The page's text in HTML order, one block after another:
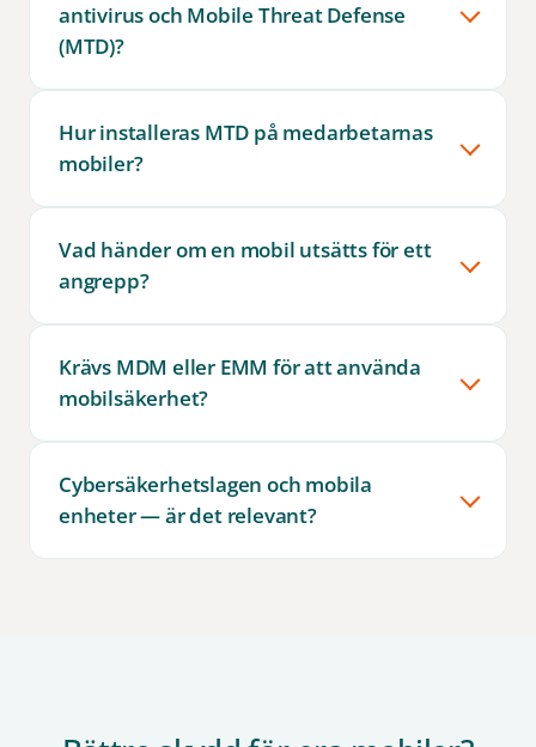
antivirus och Mobile Threat Defense
(MTD)?
Hur installeras MTD på medarbetarnas
mobiler?
Vad händer om en mobil utsätts för ett
angrepp?
Krävs MDM eller EMM för att använda
mobilsäkerhet?
Cybersäkerhetslagen och mobila
enheter — är det relevant?